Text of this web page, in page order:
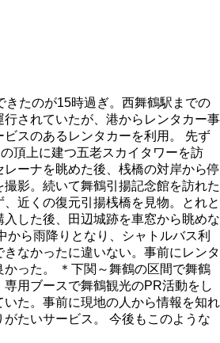
きたのが15時過ぎ。西舞鶴駅までの
されていたが、港からレンタカー事
スのあるレンタカーを利用。 先ず
頂上に建つ五老スカイタワーを訪
ーナを眺めた後、桟橋の対岸から停
影。続いて舞鶴引揚記念館を訪れた
近くの復元引揚桟橋を見物。とれと
した後、田辺城跡を車窓から眺めな
から雨降りとなり、シャトルバス利
なかったに違いない。事前にレンタ
かった。 ＊下関～舞鶴の区間で舞鶴
用ブースで舞鶴観光のPR活動をし
た。事前に現地の人から情報を知れ
たいサービス。 今後もこのような